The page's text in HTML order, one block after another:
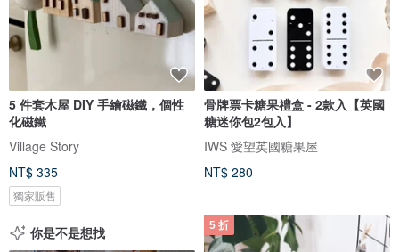
5 件套木屋 DIY 手繪磁鐵，個性
化磁鐵
Village Story
NT$ 335
獨家販售
骨牌票卡糖果禮盒 - 2款入【英國
糖迷你包2包入】
IWS 愛望英國糖果屋
NT$ 280
你是不是想找 5 折